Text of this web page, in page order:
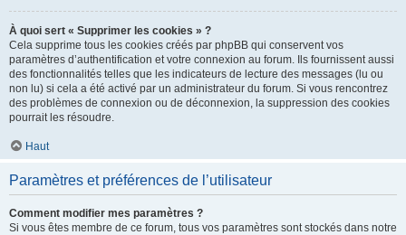
À quoi sert « Supprimer les cookies » ?
Cela supprime tous les cookies créés par phpBB qui conservent vos
paramètres d’authentification et votre connexion au forum. Ils fournissent aussi
des fonctionnalités telles que les indicateurs de lecture des messages (lu ou
non lu) si cela a été activé par un administrateur du forum. Si vous rencontrez
des problèmes de connexion ou de déconnexion, la suppression des cookies
pourrait les résoudre.
Haut
Paramètres et préférences de l’utilisateur
Comment modifier mes paramètres ?
Si vous êtes membre de ce forum, tous vos paramètres sont stockés dans notre